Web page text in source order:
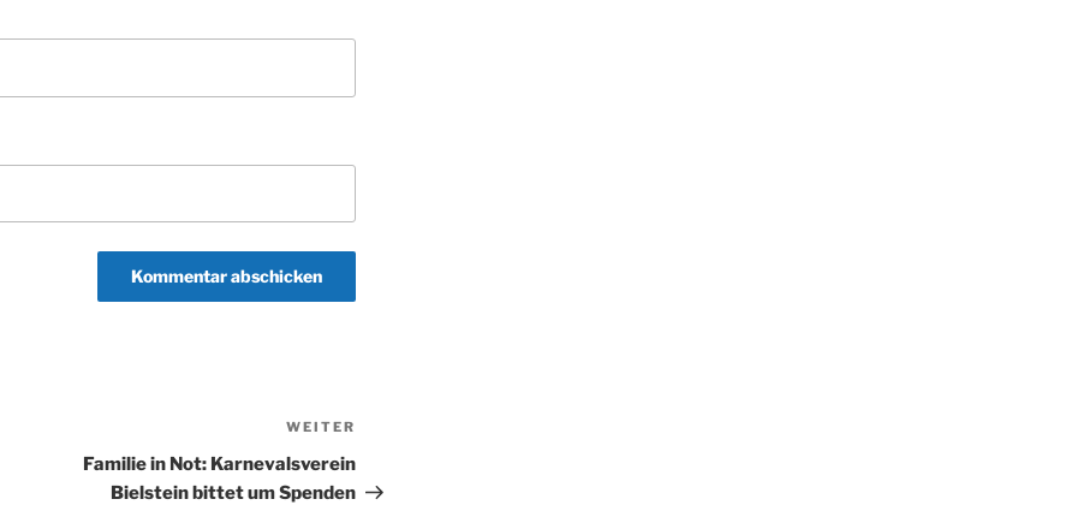
Beitrag
WEITER
Familie in Not: Karnevalsverein
Bielstein bittet um Spenden